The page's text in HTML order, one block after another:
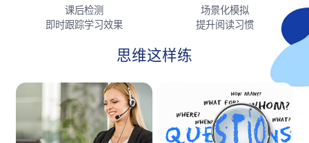
课后检测
即时跟踪学习效果
场景化模拟
提升阅读习惯
思维这样练